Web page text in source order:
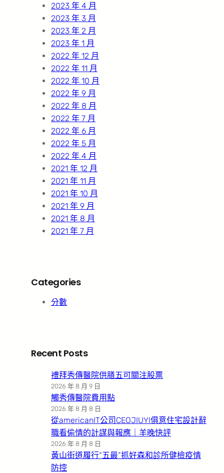
2023 年 4 月
2023 年 3 月
2023 年 2 月
2023 年 1 月
2022 年 12 月
2022 年 11 月
2022 年 10 月
2022 年 9 月
2022 年 8 月
2022 年 7 月
2022 年 6 月
2022 年 5 月
2022 年 4 月
2021 年 12 月
2021 年 11 月
2021 年 10 月
2021 年 9 月
2021 年 8 月
2021 年 7 月
Categories
分數
Recent Posts
禮拜秀傳醫院供膳五可關注股票
2026 年 8 月 9 日
觸秀傳醫院費用點
2026 年 8 月 8 日
從americanIT公司CEOJIUYI俱意住宅設計辭
職看偷情的計謀與報應｜羊晚快評
2026 年 8 月 8 日
黃山街道履行“五最”抓好森和診所健檢疫情
防控